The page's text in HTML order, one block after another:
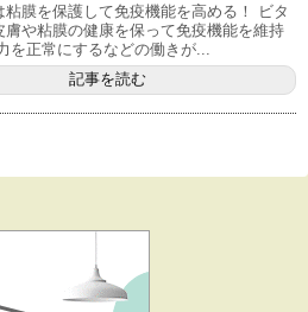
粘膜を保護して免疫機能を高める！ ビタ
膚や粘膜の健康を保って免疫機能を維持
を正常にするなどの働きが...
記事を読む